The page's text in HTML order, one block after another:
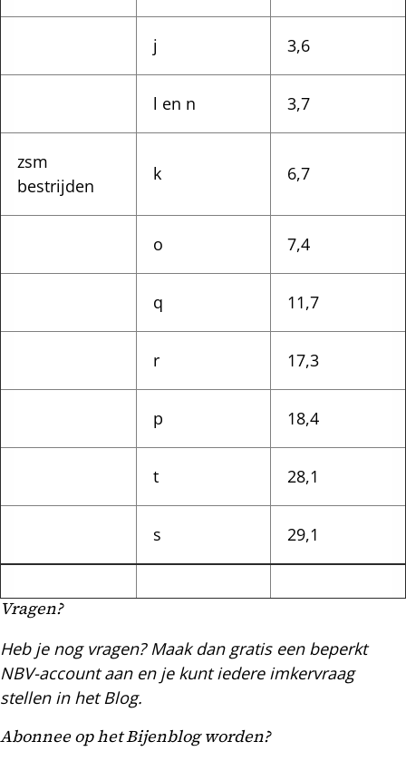
j 3,6
l en n 3,7
zsm
bestrijden
k 6,7
o 7,4
q 11,7
r 17,3
p 18,4
t 28,1
s 29,1
Vragen?
Heb je nog vragen? Maak dan gratis een beperkt
NBV-account aan en je kunt iedere imkervraag
stellen in het Blog.
Abonnee op het Bijenblog worden?